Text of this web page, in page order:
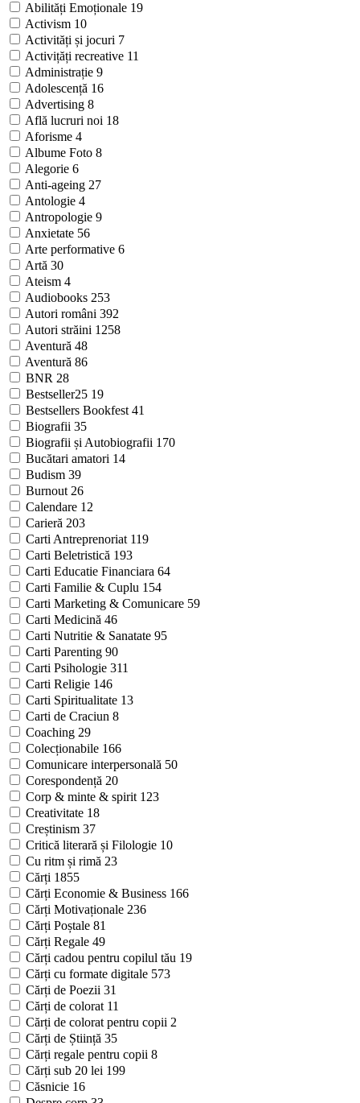
Abilități Emoționale 19
Activism 10
Activități și jocuri 7
Activițăți recreative 11
Administrație 9
Adolescență 16
Advertising 8
Află lucruri noi 18
Aforisme 4
Albume Foto 8
Alegorie 6
Anti-ageing 27
Antologie 4
Antropologie 9
Anxietate 56
Arte performative 6
Artă 30
Ateism 4
Audiobooks 253
Autori români 392
Autori străini 1258
Aventură 48
Aventură 86
BNR 28
Bestseller25 19
Bestsellers Bookfest 41
Biografii 35
Biografii și Autobiografii 170
Bucătari amatori 14
Budism 39
Burnout 26
Calendare 12
Carieră 203
Carti Antreprenoriat 119
Carti Beletristică 193
Carti Educatie Financiara 64
Carti Familie & Cuplu 154
Carti Marketing & Comunicare 59
Carti Medicină 46
Carti Nutritie & Sanatate 95
Carti Parenting 90
Carti Psihologie 311
Carti Religie 146
Carti Spiritualitate 13
Carti de Craciun 8
Coaching 29
Colecționabile 166
Comunicare interpersonală 50
Corespondență 20
Corp & minte & spirit 123
Creativitate 18
Creștinism 37
Critică literară și Filologie 10
Cu ritm și rimă 23
Cărți 1855
Cărți Economie & Business 166
Cărți Motivaționale 236
Cărți Poștale 81
Cărți Regale 49
Cărți cadou pentru copilul tău 19
Cărți cu formate digitale 573
Cărți de Poezii 31
Cărți de colorat 11
Cărți de colorat pentru copii 2
Cărți de Știință 35
Cărți regale pentru copii 8
Cărți sub 20 lei 199
Căsnicie 16